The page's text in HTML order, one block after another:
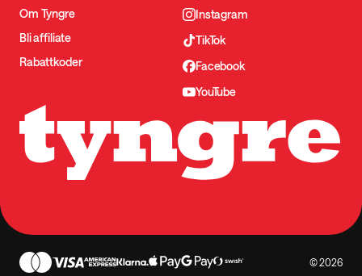
Om Tyngre
Bli affiliate
Rabattkoder
Instagram
TikTok
Facebook
YouTube
© 2026